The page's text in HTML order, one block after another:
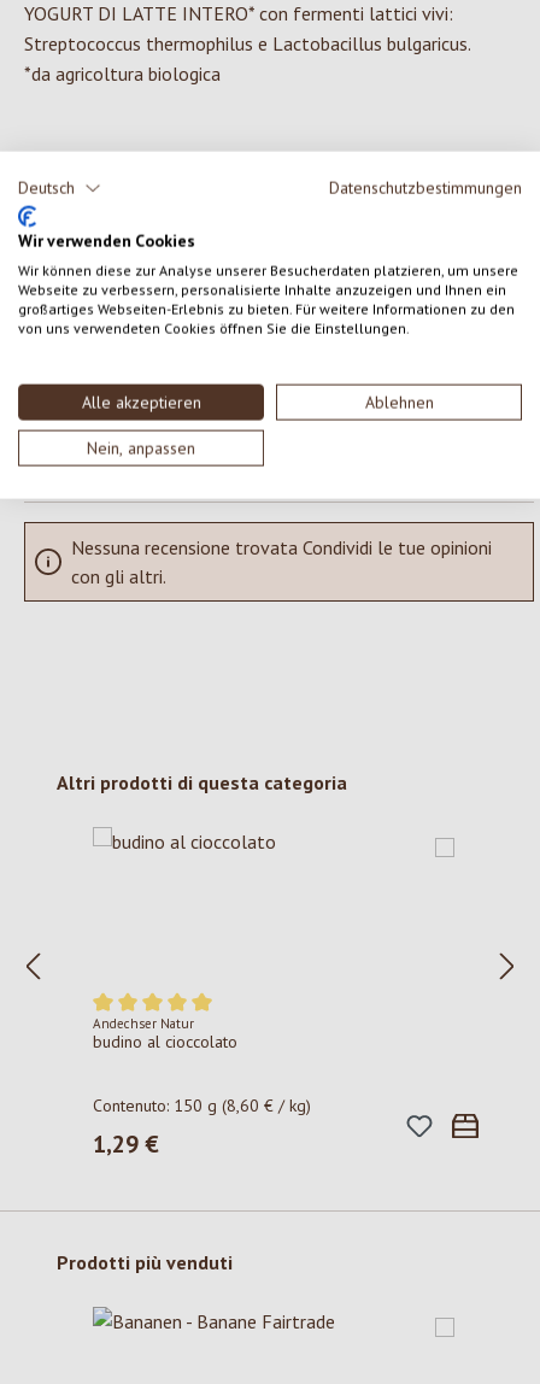
Deutsch Datenschutzbestimmungen
Wir verwenden Cookies
Wir können diese zur Analyse unserer Besucherdaten platzieren, um unsere
Webseite zu verbessern, personalisierte Inhalte anzuzeigen und Ihnen ein
großartiges Webseiten-Erlebnis zu bieten. Für weitere Informationen zu den
von uns verwendeten Cookies öffnen Sie die Einstellungen.
Alle akzeptieren Ablehnen
Nein, anpassen
YOGURT DI LATTE INTERO* con fermenti lattici vivi:
Streptococcus thermophilus e Lactobacillus bulgaricus.
*da agricoltura biologica
0 di 0 valutazioni
Valutazione media di 0 su 5 stelle
Formula una valutazione!
Condividi le tue esperienze con il prodotto con altri clienti.
SCRIVERE UNA RECENSIONE
Visualizza le valutazioni solo nella lingua corrente.
Nessuna recensione trovata Condividi le tue opinioni
con gli altri.
Salta la galleria dei prodotti
Altri prodotti di questa categoria
Valutazione media di 5 su 5 stelle
Andechser Natur
budino al cioccolato
Contenuto: 150 g(8,60 € / kg)
Prezzo normale:
1,29 €
Salta la galleria dei prodotti
Prodotti più venduti